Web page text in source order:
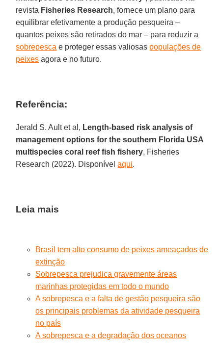
revista Fisheries Research, fornece um plano para
equilibrar efetivamente a produção pesqueira –
quantos peixes são retirados do mar – para reduzir a
sobrepesca e proteger essas valiosas populações de
peixes agora e no futuro.
Referência:
Jerald S. Ault et al, Length-based risk analysis of
management options for the southern Florida USA
multispecies coral reef fish fishery, Fisheries
Research (2022). Disponívelaqui.
Leia mais
Brasil tem alto consumo de peixes ameaçados de
extinção
Sobrepesca prejudica gravemente áreas
marinhas protegidas em todo o mundo
A sobrepesca e a falta de gestão pesqueira são
os principais problemas da atividade pesqueira
no país
A sobrepesca e a degradação dos oceanos